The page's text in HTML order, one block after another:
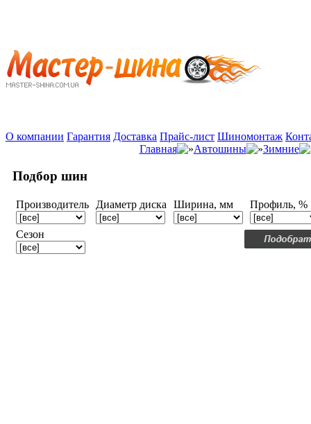
О компании Гарантия Доставка Прайс-лист Шиномонтаж
Главная
Автошины Зимние
Подбор шин
Производитель Диаметр диска Ширина, мм Профиль, %
Сезон